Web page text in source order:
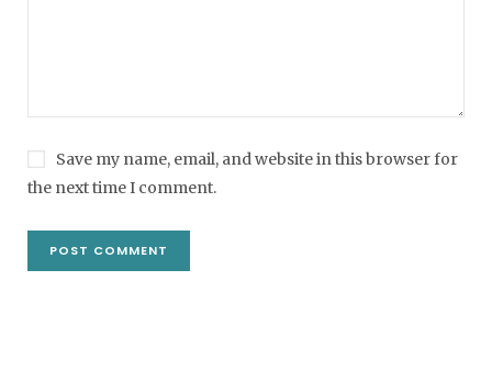
Save my name, email, and website in this browser for
the next time I comment.